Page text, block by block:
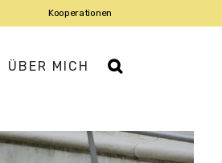
Kooperationen
ÜBER MICH